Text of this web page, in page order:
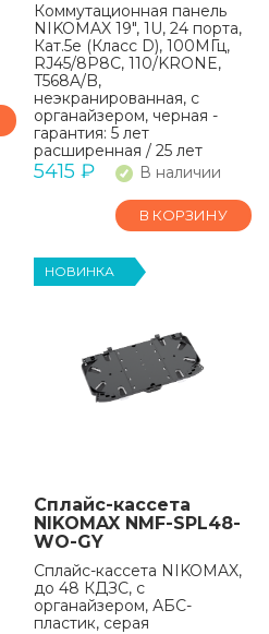
Коммутационная панель
NIKOMAX 19", 1U, 24 порта,
Кат.5e (Класс D), 100МГц,
RJ45/8P8C, 110/KRONE,
T568A/B,
неэкранированная, с
органайзером, черная -
гарантия: 5 лет
расширенная / 25 лет
системная
5415 ₽ В наличии
В КОРЗИНУ
НОВИНКА
Сплайс-кассета
NIKOMAX NMF-SPL48-
WO-GY
Сплайс-кассета NIKOMAX,
до 48 КДЗС, с
органайзером, АБС-
пластик, серая